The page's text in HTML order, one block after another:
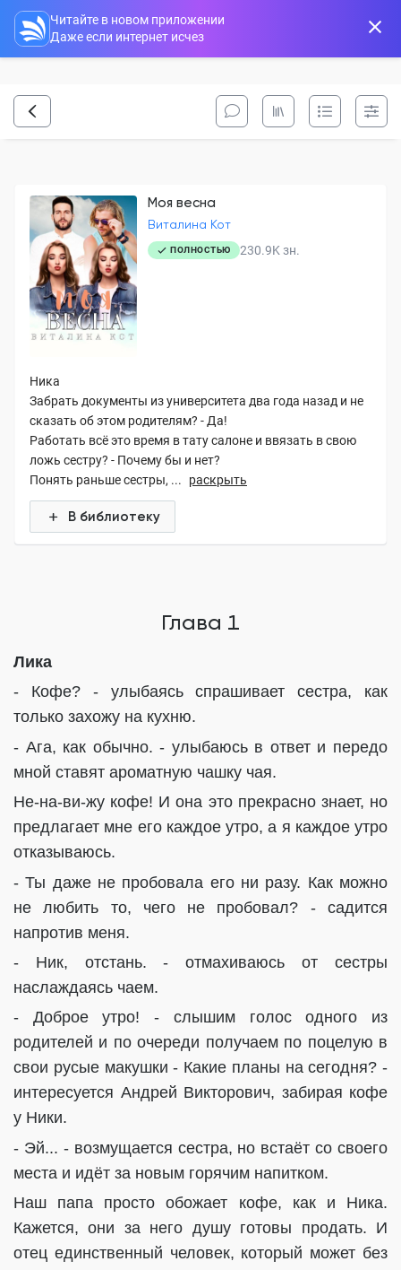
Читайте в новом приложении
Даже если интернет исчез
Моя весна
Виталина Кот
ПОЛНОСТЬЮ 230.9K зн.
Ника
Забрать документы из университета два года назад и не
сказать об этом родителям? - Да!
Работать всё это время в тату салоне и ввязать в свою
ложь сестру? - Почему бы и нет?
Понять раньше сестры, ...
раскрыть
В библиотеку
Глава 1
Лика
- Кофе? - улыбаясь спрашивает сестра, как
только захожу на кухню.
- Ага, как обычно. - улыбаюсь в ответ и передо
мной ставят ароматную чашку чая.
Не-на-ви-жу кофе! И она это прекрасно знает, но
предлагает мне его каждое утро, а я каждое утро
отказываюсь.
- Ты даже не пробовала его ни разу. Как можно
не любить то, чего не пробовал? - садится
напротив меня.
- Ник, отстань. - отмахиваюсь от сестры
наслаждаясь чаем.
- Доброе утро! - слышим голос одного из
родителей и по очереди получаем по поцелую в
свои русые макушки - Какие планы на сегодня? -
интересуется Андрей Викторович, забирая кофе
у Ники.
- Эй... - возмущается сестра, но встаёт со своего
места и идёт за новым горячим напитком.
Наш папа просто обожает кофе, как и Ника.
Кажется, они за него душу готовы продать. И
отец единственный человек, который может без